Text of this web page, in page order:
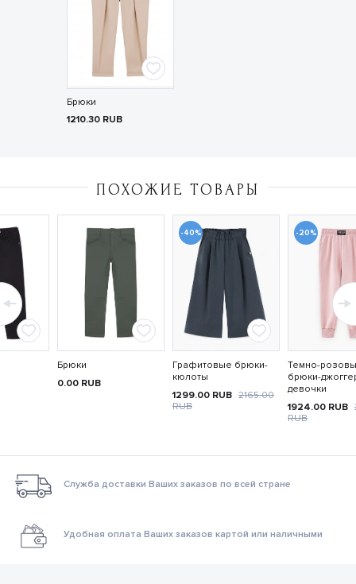
Брюки
1210.30 RUB
ПОХОЖИЕ ТОВАРЫ
Брюки
0.00 RUB
-40%
Графитовые брюки-
кюлоты
1299.00 RUB 2165.00
RUB
-20%
Темно-
брюки-
девочки
1924.00 RUB
RUB
Служба доставки Ваших заказов по всей стране
Удобная оплата Ваших заказов картой или наличными